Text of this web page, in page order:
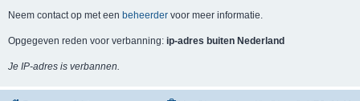
Neem contact op met een beheerder voor meer informatie.
Opgegeven reden voor verbanning: ip-adres buiten Nederland
Je IP-adres is verbannen.